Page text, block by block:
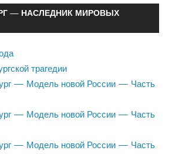
— НАСЛЕДНИК МИРОВЫХ
трагедии
— Модель новой России — Часть
— Модель новой России — Часть
— Модель новой России — Часть